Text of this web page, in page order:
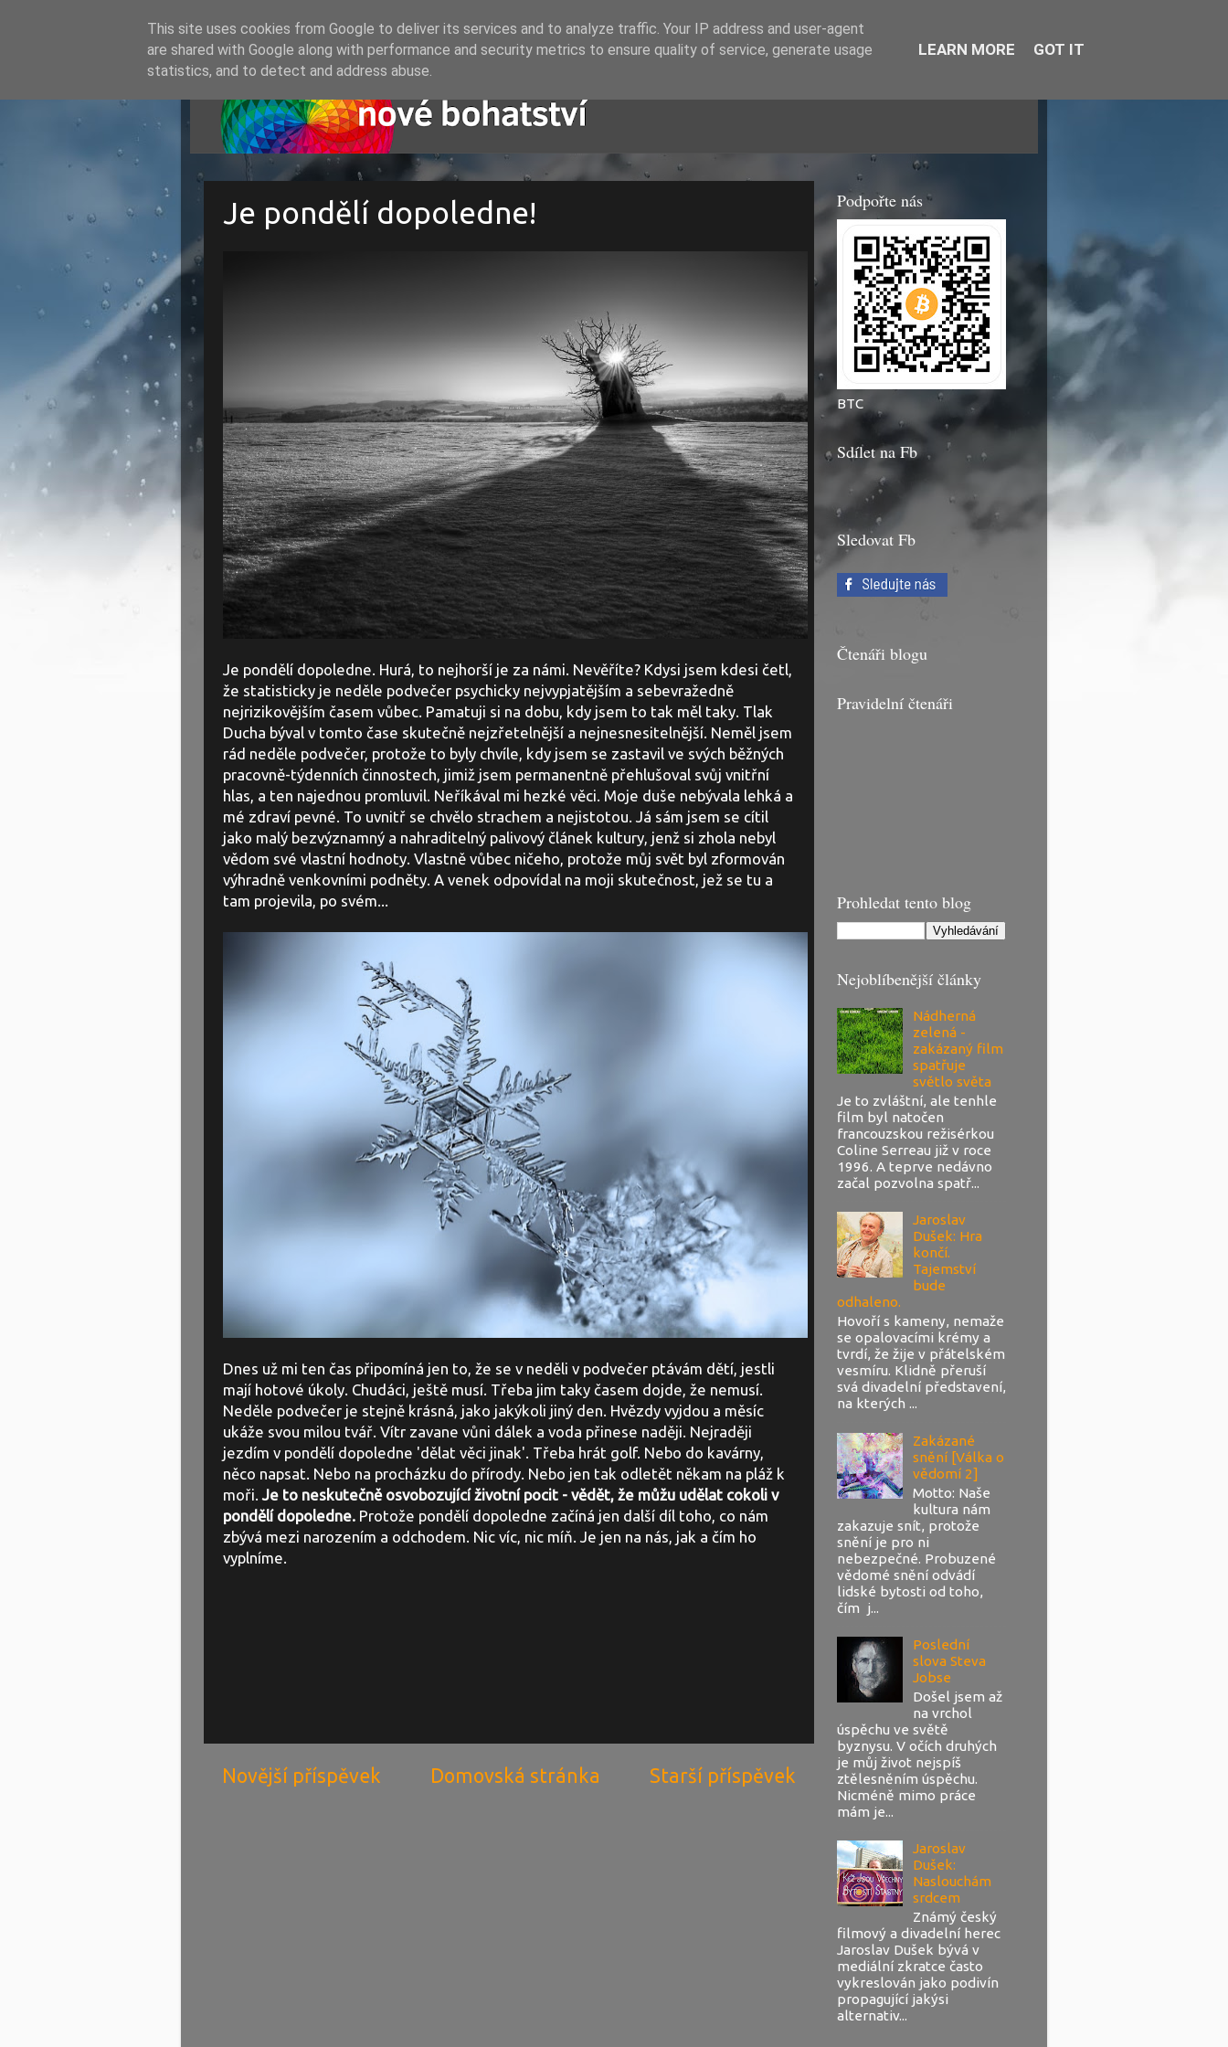
Je pondělí dopoledne!
Je pondělí dopoledne. Hurá, to nejhorší je za námi. Nevěříte? Kdysi jsem kdesi četl,
že statisticky je neděle podvečer psychicky nejvypjatějším a sebevražedně
nejrizikovějším časem vůbec. Pamatuji si na dobu, kdy jsem to tak měl taky. Tlak
Ducha býval v tomto čase skutečně nejzřetelnější a nejnesnesitelnější. Neměl jsem
rád neděle podvečer, protože to byly chvíle, kdy jsem se zastavil ve svých běžných
pracovně-týdenních činnostech, jimiž jsem permanentně přehlušoval svůj vnitřní
hlas, a ten najednou promluvil. Neříkával mi hezké věci. Moje duše nebývala lehká a
mé zdraví pevné. To uvnitř se chvělo strachem a nejistotou. Já sám jsem se cítil
jako malý bezvýznamný a nahraditelný palivový článek kultury, jenž si zhola nebyl
vědom své vlastní hodnoty. Vlastně vůbec ničeho, protože můj svět byl zformován
výhradně venkovními podněty. A venek odpovídal na moji skutečnost, jež se tu a
tam projevila, po svém...
Dnes už mi ten čas připomíná jen to, že se v neděli v podvečer ptávám dětí, jestli
mají hotové úkoly. Chudáci, ještě musí. Třeba jim taky časem dojde, že nemusí.
Neděle podvečer je stejně krásná, jako jakýkoli jiný den. Hvězdy vyjdou a měsíc
ukáže svou milou tvář. Vítr zavane vůni dálek a voda přinese naději. Nejraději
jezdím v pondělí dopoledne 'dělat věci jinak'. Třeba hrát golf. Nebo do kavárny,
něco napsat. Nebo na procházku do přírody. Nebo jen tak odletět někam na pláž k
moři.Je to neskutečně osvobozující životní pocit - vědět, že můžu udělat cokoli v
pondělí dopoledne. Protože pondělí dopoledne začíná jen další díl toho, co nám
zbývá mezi narozením a odchodem. Nic víc, nic míň. Je jen na nás, jak a čím ho
vyplníme.
Novější příspěvek Starší příspěvek
Domovská stránka
Podpořte nás
BTC
Sdílet na Fb
Sledovat Fb
Čtenáři blogu
Pravidelní čtenáři
Prohledat tento blog
Nejoblíbenější články
Nádherná
zelená -
zakázaný film
spatřuje
světlo světa
Je to zvláštní, ale tenhle
film byl natočen
francouzskou režisérkou
Coline Serreau již v roce
1996. A teprve nedávno
začal pozvolna spatř...
Jaroslav
Dušek: Hra
končí.
Tajemství
bude
odhaleno.
Hovoří s kameny, nemaže
se opalovacími krémy a
tvrdí, že žije v přátelském
vesmíru. Klidně přeruší
svá divadelní představení,
na kterých ...
Zakázané
snění [Válka o
vědomí 2]
Motto: Naše
kultura nám
zakazuje snít, protože
snění je pro ni
nebezpečné. Probuzené
vědomé snění odvádí
lidské bytosti od toho,
čím j...
Poslední
slova Steva
Jobse
Došel jsem až
na vrchol
úspěchu ve světě
byznysu. V očích druhých
je můj život nejspíš
ztělesněním úspěchu.
Nicméně mimo práce
mám je...
Jaroslav
Dušek:
Naslouchám
srdcem
Známý český
filmový a divadelní herec
Jaroslav Dušek bývá v
mediální zkratce často
vykreslován jako podivín
propagující jakýsi
alternativ...
This site uses cookies from Google to deliver its services and to analyze traffic. Your IP address and user-agent
are shared with Google along with performance and security metrics to ensure quality of service, generate usage
statistics, and to detect and address abuse.
LEARN MORE GOT IT